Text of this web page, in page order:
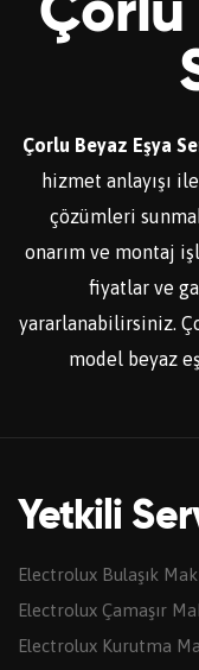
Çorlu
Çorlu Beyaz Eşya
hizmet anlayışı
çözümleri
onarım ve montaj
fiyatlar ve
yararlanabilirsiniz.
model beyaz
Yetkili
Electrolux Bulaşık
Electrolux Çamaşır
Electrolux Kurutma